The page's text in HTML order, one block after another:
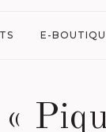
E-